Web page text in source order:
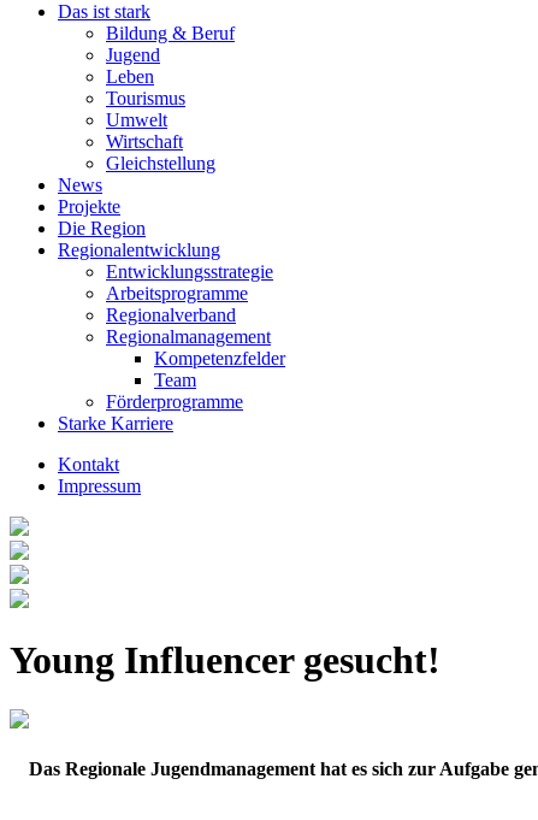
Das ist stark
Bildung & Beruf
Jugend
Leben
Tourismus
Umwelt
Wirtschaft
Gleichstellung
News
Projekte
Die Region
Regionalentwicklung
Entwicklungsstrategie
Arbeitsprogramme
Regionalverband
Regionalmanagement
Kompetenzfelder
Team
Förderprogramme
Starke Karriere
Kontakt
Impressum
Young Influencer gesucht!
Das Regionale Jugendmanagement hat es sich zur Aufgabe